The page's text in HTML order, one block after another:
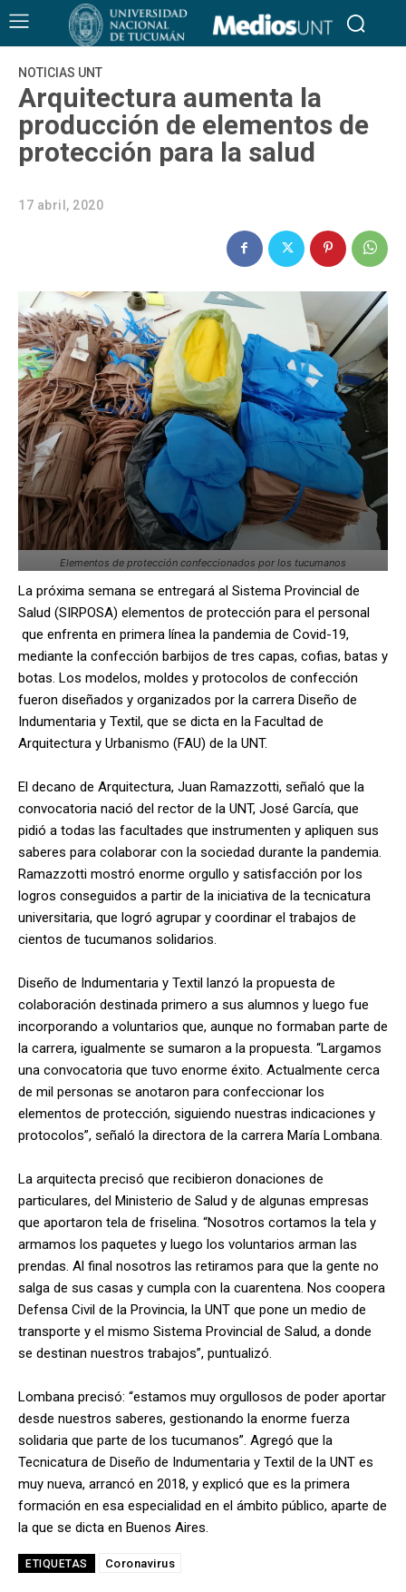
NOTICIAS UNT
Arquitectura aumenta la
producción de elementos de
protección para la salud
17 abril, 2020
Elementos de protección confeccionados por los tucumanos
La próxima semana se entregará al Sistema Provincial de
Salud (SIRPOSA) elementos de protección para el personal
que enfrenta en primera línea la pandemia de Covid-19,
mediante la confección barbijos de tres capas, cofias, batas y
botas. Los modelos, moldes y protocolos de confección
fueron diseñados y organizados por la carrera Diseño de
Indumentaria y Textil, que se dicta en la Facultad de
Arquitectura y Urbanismo (FAU) de la UNT.
El decano de Arquitectura, Juan Ramazzotti, señaló que la
convocatoria nació del rector de la UNT, José García, que
pidió a todas las facultades que instrumenten y apliquen sus
saberes para colaborar con la sociedad durante la pandemia.
Ramazzotti mostró enorme orgullo y satisfacción por los
logros conseguidos a partir de la iniciativa de la tecnicatura
universitaria, que logró agrupar y coordinar el trabajos de
cientos de tucumanos solidarios.
Diseño de Indumentaria y Textil lanzó la propuesta de
colaboración destinada primero a sus alumnos y luego fue
incorporando a voluntarios que, aunque no formaban parte de
la carrera, igualmente se sumaron a la propuesta. “Largamos
una convocatoria que tuvo enorme éxito. Actualmente cerca
de mil personas se anotaron para confeccionar los
elementos de protección, siguiendo nuestras indicaciones y
protocolos”, señaló la directora de la carrera María Lombana.
La arquitecta precisó que recibieron donaciones de
particulares, del Ministerio de Salud y de algunas empresas
que aportaron tela de friselina. “Nosotros cortamos la tela y
armamos los paquetes y luego los voluntarios arman las
prendas. Al final nosotros las retiramos para que la gente no
salga de sus casas y cumpla con la cuarentena. Nos coopera
Defensa Civil de la Provincia, la UNT que pone un medio de
transporte y el mismo Sistema Provincial de Salud, a donde
se destinan nuestros trabajos”, puntualizó.
Lombana precisó: “estamos muy orgullosos de poder aportar
desde nuestros saberes, gestionando la enorme fuerza
solidaria que parte de los tucumanos”. Agregó que la
Tecnicatura de Diseño de Indumentaria y Textil de la UNT es
muy nueva, arrancó en 2018, y explicó que es la primera
formación en esa especialidad en el ámbito público, aparte de
la que se dicta en Buenos Aires.
ETIQUETAS Coronavirus